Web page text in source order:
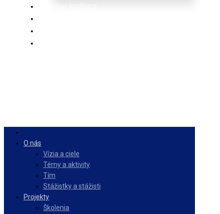
O nás
Vízia a ciele
Témy a aktivity
Tím
Stážistky a stážisti
Projekty
Školenia